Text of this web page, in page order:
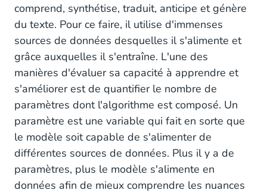
comprend, synthétise, traduit, anticipe et génère
du texte. Pour ce faire, il utilise d'immenses
sources de données desquelles il s'alimente et
grâce auxquelles il s'entraîne. L'une des
manières d'évaluer sa capacité à apprendre et
s'améliorer est de quantifier le nombre de
paramètres dont l'algorithme est composé. Un
paramètre est une variable qui fait en sorte que
le modèle soit capable de s'alimenter de
différentes sources de données. Plus il y a de
paramètres, plus le modèle s'alimente en
données afin de mieux comprendre les nuances